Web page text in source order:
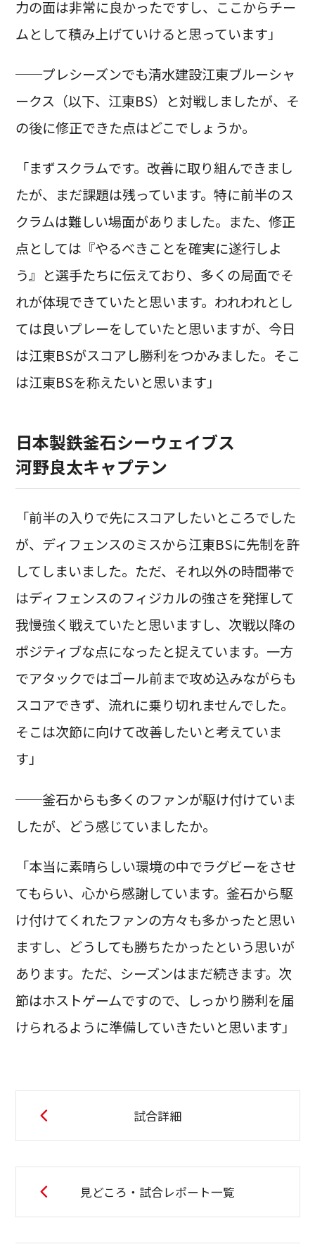
力の面は非常に良かったですし、ここからチー
ムとして積み上げていけると思っています」
──プレシーズンでも清水建設江東ブルーシャ
ークス（以下、江東BS）と対戦しましたが、そ
の後に修正できた点はどこでしょうか。
「まずスクラムです。改善に取り組んできまし
たが、まだ課題は残っています。特に前半のス
クラムは難しい場面がありました。また、修正
点としては『やるべきことを確実に遂行しよ
う』と選手たちに伝えており、多くの局面でそ
れが体現できていたと思います。われわれとし
ては良いプレーをしていたと思いますが、今日
は江東BSがスコアし勝利をつかみました。そこ
は江東BSを称えたいと思います」
日本製鉄釜石シーウェイブス
河野良太キャプテン
「前半の入りで先にスコアしたいところでした
が、ディフェンスのミスから江東BSに先制を許
してしまいました。ただ、それ以外の時間帯で
はディフェンスのフィジカルの強さを発揮して
我慢強く戦えていたと思いますし、次戦以降の
ポジティブな点になったと捉えています。一方
でアタックではゴール前まで攻め込みながらも
スコアできず、流れに乗り切れませんでした。
そこは次節に向けて改善したいと考えていま
す」
──釜石からも多くのファンが駆け付けていま
したが、どう感じていましたか。
「本当に素晴らしい環境の中でラグビーをさせ
てもらい、心から感謝しています。釜石から駆
け付けてくれたファンの方々も多かったと思い
ますし、どうしても勝ちたかったという思いが
あります。ただ、シーズンはまだ続きます。次
節はホストゲームですので、しっかり勝利を届
けられるように準備していきたいと思います」
試合詳細
見どころ・試合レポート一覧